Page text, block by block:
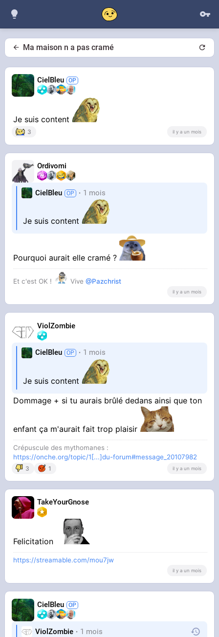
Ma maison n a pas cramé
CielBleu
Je suis content
3 il y a un mois
Ordivomi
CielBleu 1 mois
Je suis content
Pourquoi aurait elle cramé ?
Et c'est OK ! Vive@Pazchrist
il y a un mois
ViolZombie
CielBleu 1 mois
Je suis content
Dommage + si tu aurais brûlé dedans ainsi que ton
enfant ça m'aurait fait trop plaisir
Crépuscule des mythomanes :
https://onche.org/topic/1[...]du-forum#message_20107982
3 1 il y a un mois
TakeYourGnose
Felicitation
https://streamable.com/mou7jw
il y a un mois
CielBleu
ViolZombie 1 mois